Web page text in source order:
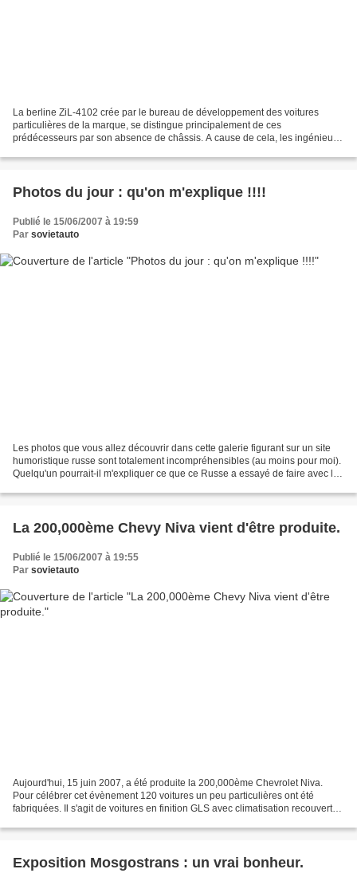
La berline ZiL-4102 crée par le bureau de développement des voitures
particulières de la marque, se distingue principalement de ces
prédécesseurs par son absence de châssis. A cause de cela, les ingénieurs
Photos du jour : qu'on m'explique !!!!
Publié le 15/06/2007 à 19:59
Par sovietauto
Les photos que vous allez découvrir dans cette galerie figurant sur un site
humoristique russe sont totalement incompréhensibles (au moins pour moi).
Quelqu'un pourrait-il m'expliquer ce que ce Russe a essayé de faire avec la
La 200,000ème Chevy Niva vient d'être produite.
Publié le 15/06/2007 à 19:55
Par sovietauto
Aujourd'hui, 15 juin 2007, a été produite la 200,000ème Chevrolet Niva.
Pour célébrer cet évènement 120 voitures un peu particulières ont été
fabriquées. Il s'agit de voitures en finition GLS avec climatisation recouvertes
Exposition Mosgostrans : un vrai bonheur.